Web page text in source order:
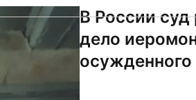
В России суд
дело